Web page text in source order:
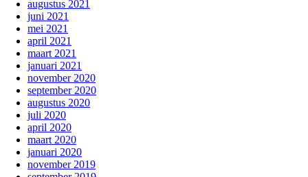
augustus 2021
juni 2021
mei 2021
april 2021
maart 2021
januari 2021
november 2020
september 2020
augustus 2020
juli 2020
april 2020
maart 2020
januari 2020
november 2019